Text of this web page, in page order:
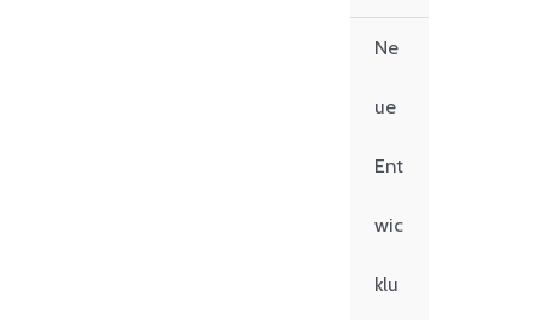
Ne
ue
Ent
wic
klu